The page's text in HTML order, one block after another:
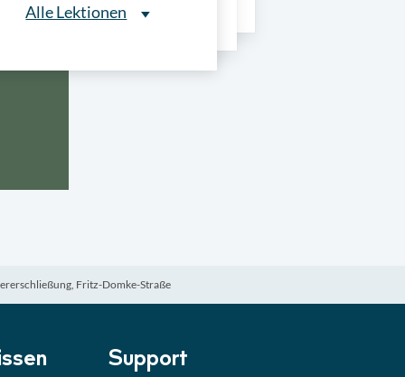
Alle Lektionen
Alle Lektionen
im Vergabeverfahren► 3:18 Min
von Angeboten Lektion
Fritz-Domke-Straße
Support